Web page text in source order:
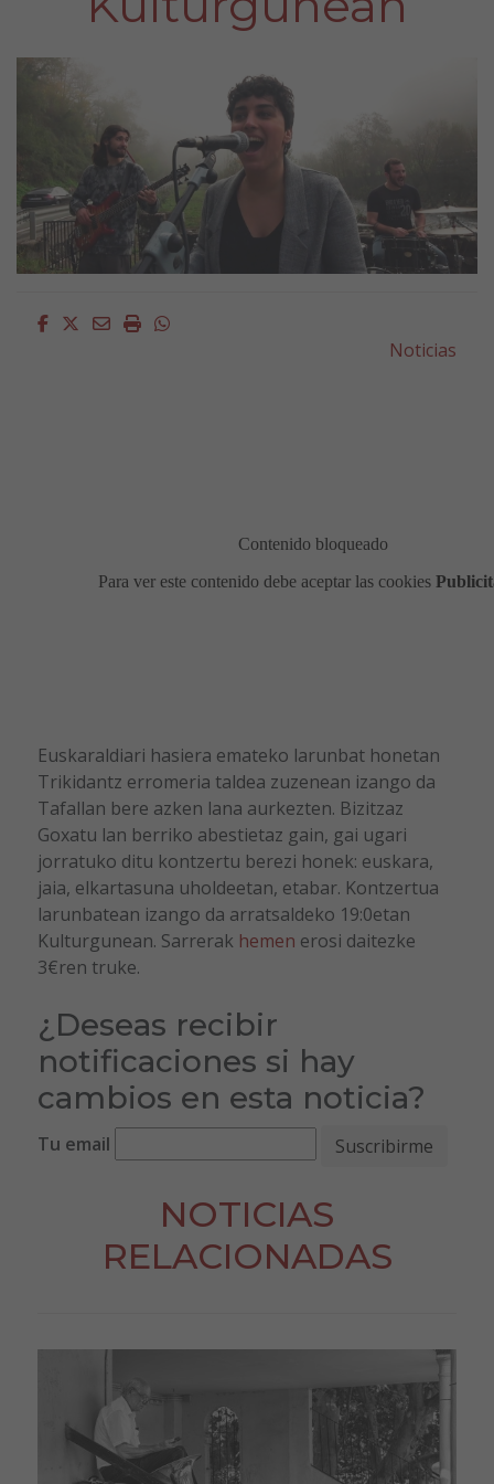
Facebook
Twitter
EmailImprimirWhatsapp
Noticias
Euskaraldiari hasiera emateko larunbat honetan
Trikidantz erromeria taldea zuzenean izango da
Tafallan bere azken lana aurkezten. Bizitzaz
Goxatu lan berriko abestietaz gain, gai ugari
jorratuko ditu kontzertu berezi honek: euskara,
jaia, elkartasuna uholdeetan, etabar. Kontzertua
larunbatean izango da arratsaldeko 19:0etan
Kulturgunean. Sarrerak hemen erosi daitezke
3€ren truke.
¿Deseas recibir
notificaciones si hay
cambios en esta noticia?
Tu email
NOTICIAS
RELACIONADAS